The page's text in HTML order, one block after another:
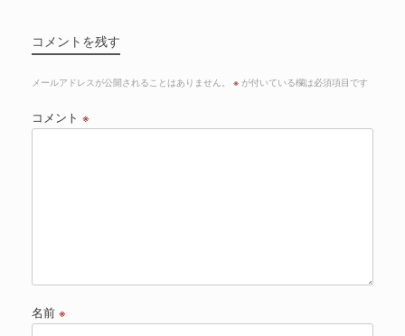
コメントを残す
メールアドレスが公開されることはありません。 ※ が付いている欄は必須項目です
コメント ※
名前 ※